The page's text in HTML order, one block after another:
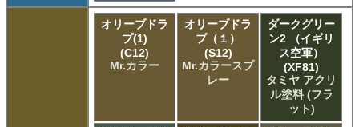
オリーブドラ
プ(1)
(C12)
Mr.カラー
オリーブドラ
ブ（１）
(S12)
Mr.カラースプ
レー
ダークグリー
ン2 （イギリ
ス空軍）
(XF81)
タミヤ アクリ
ル塗料 (フラ
ット)